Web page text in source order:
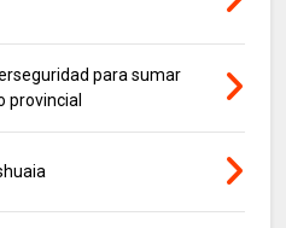
para sumar
provincial